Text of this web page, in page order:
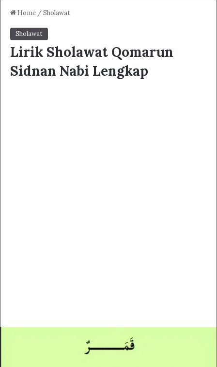
Home /Sholawat
Sholawat
Lirik Sholawat Qomarun
Sidnan Nabi Lengkap